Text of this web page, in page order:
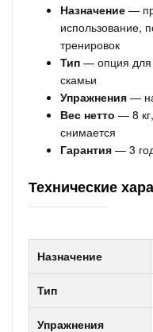
Назначение —
использование,
тренировок
Тип — опция для
скамьи
Упражнения —
Вес нетто — 8
снимается
Гарантия — 3
Технические
Назначение
Тип
Упражнения